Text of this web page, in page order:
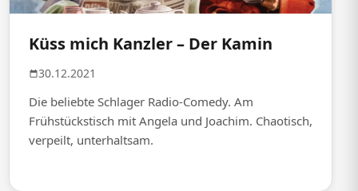
Küss mich Kanzler – Der Kamin
30.12.2021
Die beliebte Schlager Radio-Comedy. Am
Frühstückstisch mit Angela und Joachim. Chaotisch,
verpeilt, unterhaltsam.